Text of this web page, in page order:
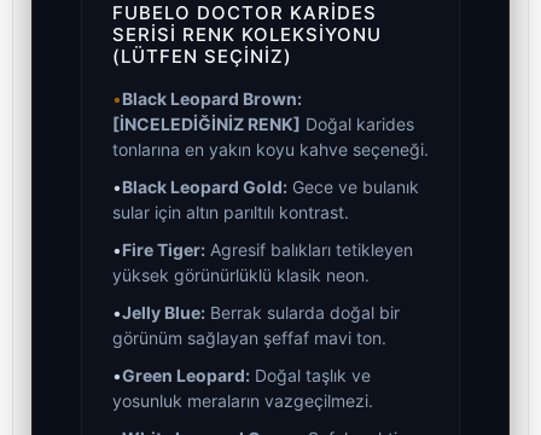
FUBELO DOCTOR KARIDES
SERISI RENK KOLEKSIYONU
(LÜTFEN SEÇINIZ)
•Black Leopard Brown:
[İNCELEDİĞİNİZ RENK] Doğal karides
tonlarına en yakın koyu kahve seçeneği.
•Black Leopard Gold: Gece ve bulanık
sular için altın parıltılı kontrast.
•Fire Tiger: Agresif balıkları tetikleyen
yüksek görünürlüklü klasik neon.
•Jelly Blue: Berrak sularda doğal bir
görünüm sağlayan şeffaf mavi ton.
•Green Leopard: Doğal taşlık ve
yosunluk meraların vazgeçilmezi.